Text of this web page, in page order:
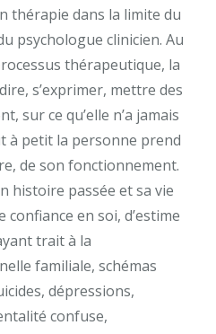
thérapie dans la limite du
psychologue clinicien. Au
thérapeutique, la
s’exprimer, mettre des
sur ce qu’elle n’a jamais
à petit la personne prend
de son fonctionnement.
histoire passée et sa vie
confiance en soi, d’estime
trait à la
familiale, schémas
dépressions,
confuse,